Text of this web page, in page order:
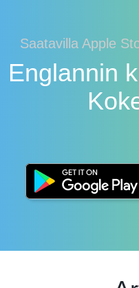
Saatavilla Apple
Englannin